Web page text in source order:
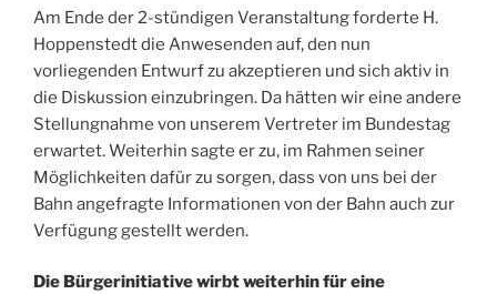
Am Ende der 2-stündigen Veranstaltung forderte H.
Hoppenstedt die Anwesenden auf, den nun
vorliegenden Entwurf zu akzeptieren und sich aktiv in
die Diskussion einzubringen. Da hätten wir eine andere
Stellungnahme von unserem Vertreter im Bundestag
erwartet. Weiterhin sagte er zu, im Rahmen seiner
Möglichkeiten dafür zu sorgen, dass von uns bei der
Bahn angefragte Informationen von der Bahn auch zur
Verfügung gestellt werden.
Die Bürgerinitiative wirbt weiterhin für eine